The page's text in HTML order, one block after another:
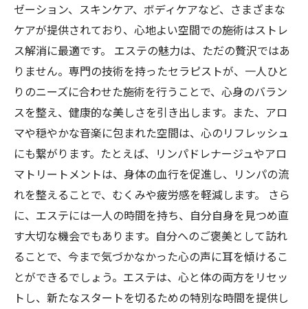
ゼーション、スキンケア、ボディケアなど、さまざまな
ケアが提供されており、心地よい空間での施術はストレ
ス解消に最適です。 エステの魅力は、ただの贅沢ではあ
りません。専門の技術を持ったセラピストが、一人ひと
りのニーズに合わせた施術を行うことで、心身のバラン
スを整え、健康的な美しさを引き出します。また、アロ
マや穏やかな音楽に包まれた空間は、心のリフレッシュ
にも繋がります。たとえば、リンパドレナージュやアロ
マトリートメントは、身体の血行を促進し、リンパの流
れを整えることで、むくみや疲労感を軽減します。 さら
に、エステには一人の時間を持ち、自分自身を見つめ直
す大切な機会でもあります。自分へのご褒美として訪れ
ることで、今まで気づかなかった心の声に耳を傾けるこ
とができるでしょう。エステは、心と体の両方をリセッ
トし、新たなスタートを切るための特別な時間を提供し